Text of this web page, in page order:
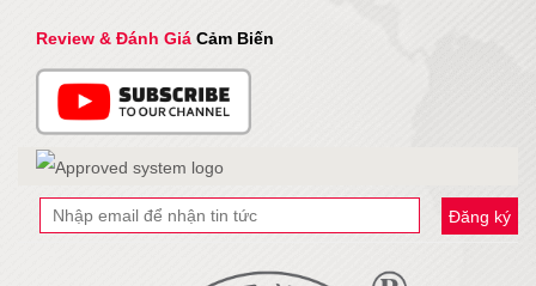
Review & Đánh Giá Cảm Biến
Đăng ký